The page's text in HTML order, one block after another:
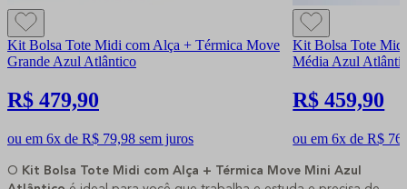
Kit Bolsa Tote Midi com Alça + Térmica Move
Grande Azul Atlântico
R$ 479,90
ou em 6x de R$ 79,98 sem juros
Kit Bolsa Tote
Média Azul
R$ 459,90
ou em 6x de R$
O Kit Bolsa Tote Midi com Alça + Térmica Move Mini Azul